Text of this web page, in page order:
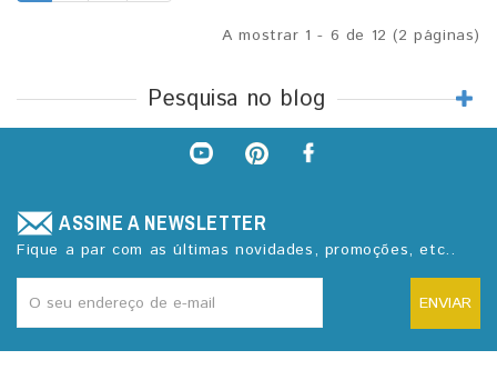
A mostrar 1 - 6 de 12 (2 páginas)
Pesquisa no blog
ASSINE A NEWSLETTER
Fique a par com as últimas novidades, promoções, etc..
ENVIAR